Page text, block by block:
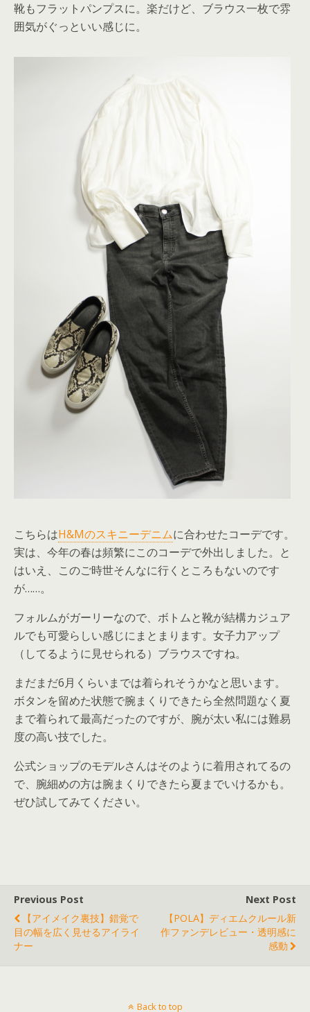
靴もフラットパンプスに。楽だけど、ブラウス一枚で雰
囲気がぐっといい感じに。
こちらはH&Mのスキニーデニムに合わせたコーデです。
実は、今年の春は頻繁にこのコーデで外出しました。と
はいえ、このご時世そんなに行くところもないのです
が……。
フォルムがガーリーなので、ボトムと靴が結構カジュア
ルでも可愛らしい感じにまとまります。女子力アップ
（してるように見せられる）ブラウスですね。
まだまだ6月くらいまでは着られそうかなと思います。
ボタンを留めた状態で腕まくりできたら全然問題なく夏
まで着られて最高だったのですが、腕が太い私には難易
度の高い技でした。
公式ショップのモデルさんはそのように着用されてるの
で、腕細めの方は腕まくりできたら夏までいけるかも。
ぜひ試してみてください。
Previous Post
【アイメイク裏技】錯覚で
目の幅を広く見せるアイライ
ナー
Next Post
【POLA】ディエムクルール新
作ファンデレビュー・透明感に
感動
Back to top